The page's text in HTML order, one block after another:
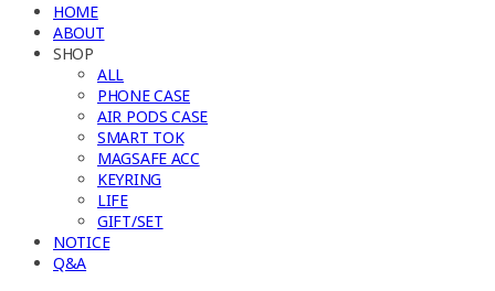
HOME
ABOUT
SHOP
ALL
PHONE CASE
AIR PODS CASE
SMART TOK
MAGSAFE ACC
KEYRING
LIFE
GIFT/SET
NOTICE
Q&A